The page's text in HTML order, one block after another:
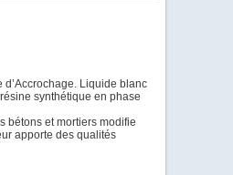
d’Accrochage. Liquide blanc
synthétique en phase
bétons et mortiers modifie
apporte des qualités